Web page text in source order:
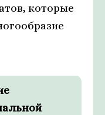
которые